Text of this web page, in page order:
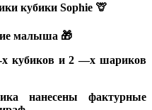
кубики Sophie 🦒
малыша 🎁
х кубиков и 2 —х шариков
нанесены фактурные